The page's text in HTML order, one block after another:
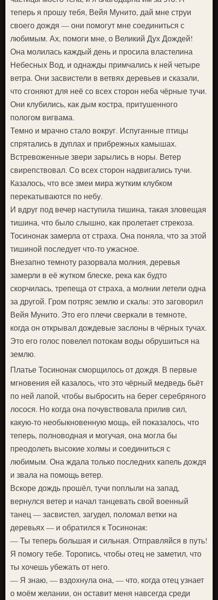
теперь я прошу тебя, Вейя Мунито, дай мне струи
своего дождя — они помогут мне соединиться с
любимым. Ах, помоги мне, о Великий Дух Дождей!
Она молилась каждый день и просила властелина
Небесных Вод, и однажды примчались к ней четыре
ветра. Они засвистели в ветвях деревьев и сказали,
что сгоняют для неё со всех сторон неба чёрные тучи.
Они клубились, как дым костра, притушенного
пологом вигвама.
Темно и мрачно стало вокруг. Испуганные птицы
спрятались в дуплах и прибрежных камышах.
Встревоженные звери зарылись в норы. Ветер
свирепствовал. Со всех сторон надвигались тучи.
Казалось, что все змеи мира жутким клубком
перекатываются по небу.
И вдруг под вечер наступила тишина, такая зловещая
тишина, что было слышно, как пролетает стрекоза.
Тосинонак замерла от страха. Она поняла, что за этой
тишиной последует что-то ужасное.
Внезапно темноту разорвала молния, деревья
замерли в её жутком блеске, река как будто
скорчилась, трепеща от страха, а молнии летели одна
за другой. Гром потряс землю и скалы: это заговорил
Вейя Мунито. Это его плечи сверкали в темноте,
когда он открывал дождевые заслоны в чёрных тучах.
Это его голос повелел потокам воды обрушиться на
землю.
Платье Тосинонак сморщилось от дождя. В первые
мгновения ей казалось, что это чёрный медведь бьёт
по ней лапой, чтобы выбросить на берег серебряного
лосося. Но когда она почувствовала прилив сил,
какую-то необыкновенную мощь, ей показалось, что
теперь, полноводная и могучая, она могла бы
преодолеть высокие холмы и соединиться с
любимым. Она ждала только последних капель дождя
и звала на помощь ветер.
Вскоре дождь прошёл, тучи поплыли на запад,
вернулся ветер и начал танцевать свой военный
танец — засвистел, загудел, поломал ветки на
деревьях — и обратился к Тосинонак:
— Ты теперь большая и сильная. Отправляйся в путь!
Я помогу тебе. Торопись, чтобы отец не заметил, что
ты хочешь убежать от него.
— Я знаю, — вздохнула она, — что, когда отец узнает
о моём желании, он оставит меня навсегда среди